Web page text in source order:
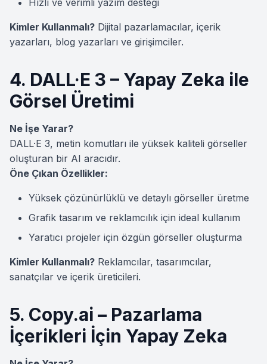
Hızlı ve verimli yazım desteği
Kimler Kullanmalı? Dijital pazarlamacılar, içerik
yazarları, blog yazarları ve girişimciler.
4. DALL·E 3 – Yapay Zeka ile
Görsel Üretimi
Ne İşe Yarar?
DALL·E 3, metin komutları ile yüksek kaliteli görseller
oluşturan bir AI aracıdır.
Öne Çıkan Özellikler:
Yüksek çözünürlüklü ve detaylı görseller üretme
Grafik tasarım ve reklamcılık için ideal kullanım
Yaratıcı projeler için özgün görseller oluşturma
Kimler Kullanmalı? Reklamcılar, tasarımcılar,
sanatçılar ve içerik üreticileri.
5. Copy.ai – Pazarlama
İçerikleri İçin Yapay Zeka